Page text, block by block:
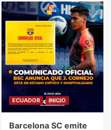
ECUADOR INICIO
Barcelona SC emite